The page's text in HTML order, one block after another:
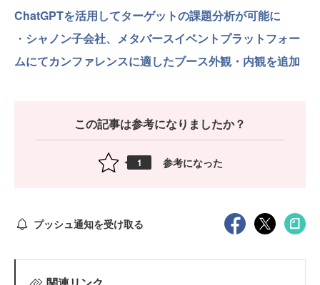
ChatGPTを活用してターゲットの課題分析が可能に
・ シャノン子会社、メタバースイベントプラットフォー
ムにてカンファレンスに適したブース外観・内観を追加
この記事は参考になりましたか？
1 参考になった
プッシュ通知を受け取る